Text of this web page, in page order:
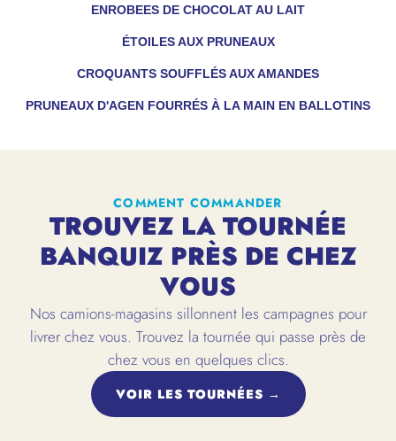
ENROBEES DE CHOCOLAT AU LAIT
ÉTOILES AUX PRUNEAUX
CROQUANTS SOUFFLÉS AUX AMANDES
PRUNEAUX D'AGEN FOURRÉS À LA MAIN EN BALLOTINS
COMMENT COMMANDER
TROUVEZ LA TOURNÉE
BANQUIZ PRÈS DE CHEZ
VOUS
Nos camions-magasins sillonnent les campagnes pour
livrer chez vous. Trouvez la tournée qui passe près de
chez vous en quelques clics.
VOIR LES TOURNÉES →